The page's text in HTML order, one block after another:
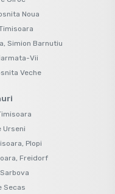
Noua
Simion Barnutiu
Vii
Veche
Urseni
Plopi
Freidorf
Secas